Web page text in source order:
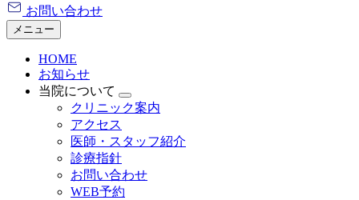
お問い合わせ
メニュー
HOME
お知らせ
当院について
クリニック案内
アクセス
医師・スタッフ紹介
診療指針
お問い合わせ
WEB予約